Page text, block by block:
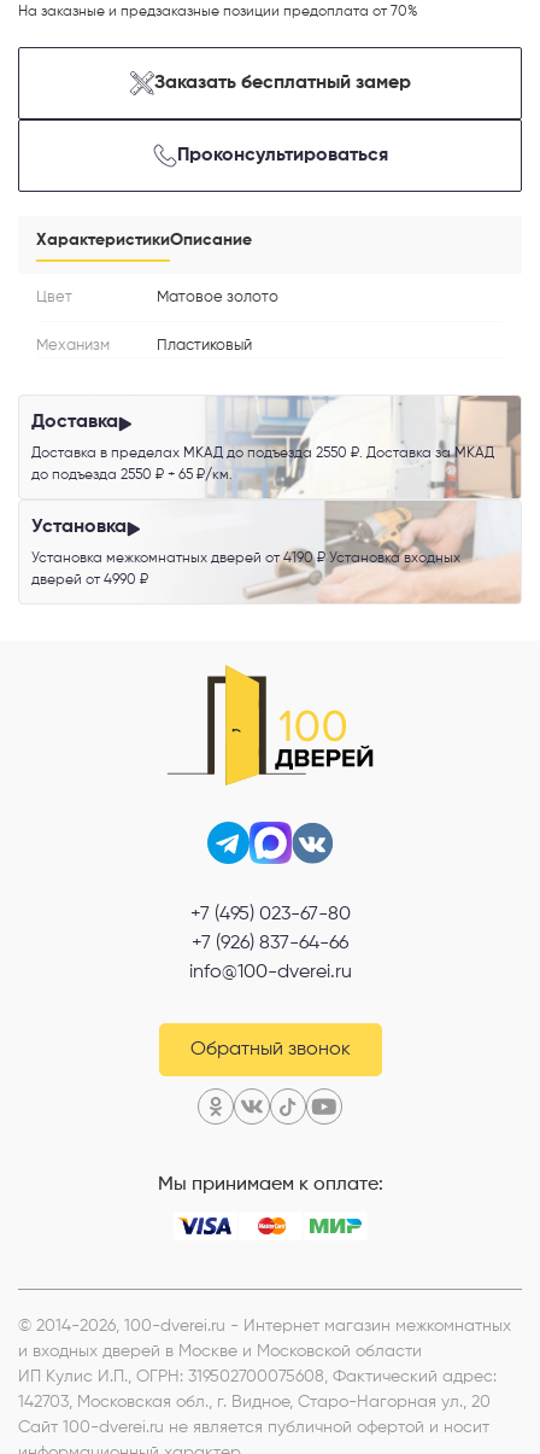
На заказные и предзаказные позиции предоплата от 70%
Заказать бесплатный замер
Проконсультироваться
ХарактеристикиОписание
Цвет Матовое золото
Механизм Пластиковый
Доставка
Доставка в пределах МКАД до подъезда 2550 ₽. Доставка за МКАД
до подъезда 2550 ₽ + 65 ₽/км.
Установка
Установка межкомнатных дверей от 4190 ₽ Установка входных
дверей от 4990 ₽
+7 (495) 023-67-80
+7 (926) 837-64-66
info@100-dverei.ru
Обратный звонок
Мы принимаем к оплате:
© 2014-2026, 100-dverei.ru - Интернет магазин межкомнатных
и входных дверей в Москве и Московской области
ИП Кулис И.П., ОГРН: 319502700075608, Фактический адрес:
142703, Московская обл., г. Видное, Старо-Нагорная ул., 20
Сайт 100-dverei.ru не является публичной офертой и носит
Перезвонить